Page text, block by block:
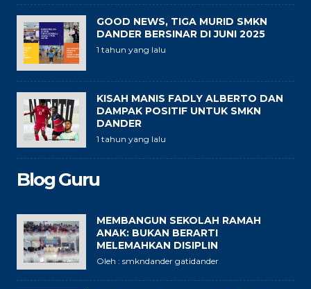
GOOD NEWS, TIGA MURID SMKN
DANDER BERSINAR DI JUNI 2025
1 tahun yang lalu
KISAH MANIS FADLY ALBERTO DAN
DAMPAK POSITIF UNTUK SMKN
DANDER
1 tahun yang lalu
Blog Guru
MEMBANGUN SEKOLAH RAMAH
ANAK: BUKAN BERARTI
MELEMAHKAN DISIPLIN
Oleh : smkndander gatidander